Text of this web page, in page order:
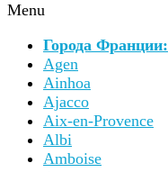
Menu
Города Франции:
Agen
Ainhoa
Ajacco
Aix-en-Provence
Albi
Amboise